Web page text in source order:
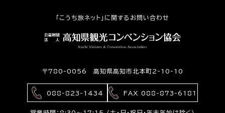
「こうち旅ネット」に関するお問い合わせ
〒780-0056 高知県高知市北本町2-10-10
088-823-1434 FAX 088-873-6181